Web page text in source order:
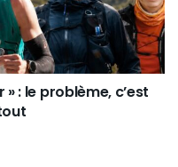
» : le problème, c’est